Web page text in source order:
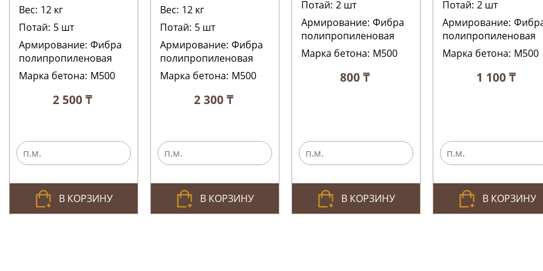
Вес: 12 кг
Потай: 5 шт
Армирование: Фибра
полипропиленовая
Марка бетона: М500
2 500 ₸
В КОРЗИНУ
Вес: 12 кг
Потай: 5 шт
Армирование: Фибра
полипропиленовая
Марка бетона: М500
2 300 ₸
В КОРЗИНУ
Потай: 2 шт
Армирование: Фибра
полипропиленовая
Марка бетона: М500
800 ₸
В КОРЗИНУ
Потай: 2 шт
Армирование:
полипропиленовая
Марка бетона: М500
1 100 ₸
В КОРЗИНУ